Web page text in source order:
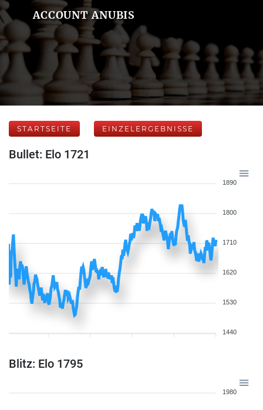
ACCOUNT ANUBIS
STARTSEITE EINZELERGEBNISSE
Bullet: Elo 1721
1890
1800
1710
1620
1530
1440
Blitz: Elo 1795
1980